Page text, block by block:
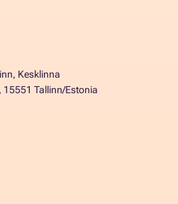
Kesklinna
Tallinn/Estonia